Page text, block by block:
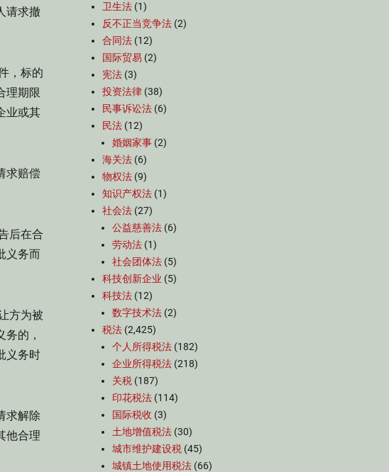
请求撤
，标的
理期限
业或其
求赔偿
后在合
义务而
方为被
的，
义务时
求解除
他合理
卫生法 (1)
反不正当竞争法 (2)
合同法 (12)
国际贸易 (2)
宪法 (3)
投资法律 (38)
民事诉讼法 (6)
民法 (12)
婚姻家事 (2)
海关法 (6)
物权法 (9)
知识产权法 (1)
社会法 (27)
公益慈善法 (6)
劳动法 (1)
社会团体法 (5)
科技创新企业 (5)
科技法 (12)
数字技术法 (2)
税法 (2,425)
个人所得税法 (182)
企业所得税法 (218)
关税 (187)
印花税法 (114)
国际税收 (3)
土地增值税法 (30)
城市维护建设税 (45)
城镇土地使用税法 (66)